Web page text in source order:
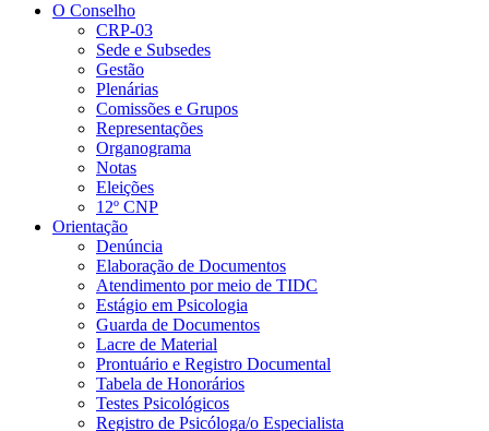
O Conselho
CRP-03
Sede e Subsedes
Gestão
Plenárias
Comissões e Grupos
Representações
Organograma
Notas
Eleições
12º CNP
Orientação
Denúncia
Elaboração de Documentos
Atendimento por meio de TIDC
Estágio em Psicologia
Guarda de Documentos
Lacre de Material
Prontuário e Registro Documental
Tabela de Honorários
Testes Psicológicos
Registro de Psicóloga/o Especialista